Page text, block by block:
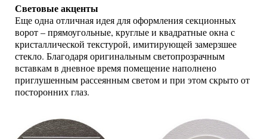
Световые акценты
Еще одна отличная идея для оформления секционных
ворот – прямоугольные, круглые и квадратные окна с
кристаллической текстурой, имитирующей замерзшее
стекло. Благодаря оригинальным светопрозрачным
вставкам в дневное время помещение наполнено
приглушенным рассеянным светом и при этом скрыто от
посторонних глаз.